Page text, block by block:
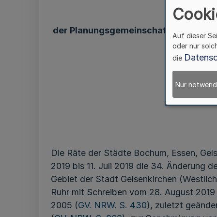
der Planungsgemeinschaft
Die Räte der Städte Bochum, Essen,
2019 bis 11. Juli 2019 die 34. Änderung
Gebiet der Stadt Gelsenkirchen
Ruhr mit Schreiben vom 28. August
2005 (GV. NRW. S. 430), zuletzt
Auf dieser
oder nur
die
Nur